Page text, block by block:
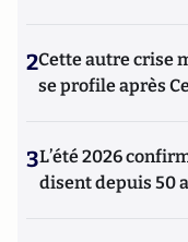
2Cette autre crise
se profile après
3L’été 2026
disent depuis 50